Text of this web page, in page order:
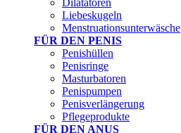
Dilatatoren
Liebeskugeln
Menstruationsunterwäsche
FÜR DEN PENIS
Penishüllen
Penisringe
Masturbatoren
Penispumpen
Penisverlängerung
Pflegeprodukte
FÜR DEN ANUS